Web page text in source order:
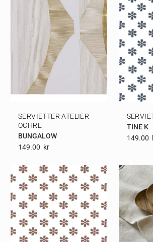
SERVIETTER ATELIER
OCHRE
BUNGALOW
149.00 Kr
TINE K
149.00